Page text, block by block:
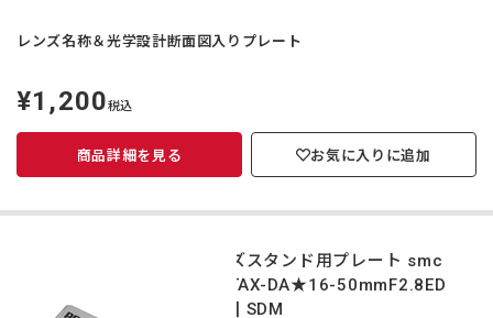
レンズ名称＆光学設計断面図入りプレート
定
価
¥1,200税込
商品詳細を見る お気に入りに追加
レンズスタンド用プレート smc
PENTAX-DA★16-50mmF2.8ED
AL[IF] SDM